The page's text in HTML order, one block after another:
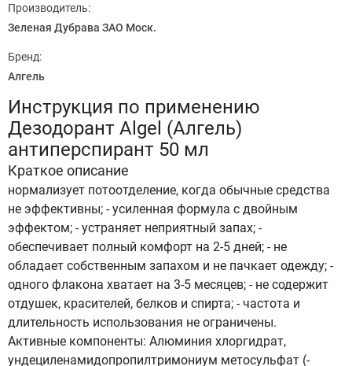
Производитель:
Зеленая Дубрава ЗАО Моск.
Бренд:
Алгель
Инструкция по применению
Дезодорант Algel (Алгель)
антиперспирант 50 мл
Краткое описание
нормализует потоотделение, когда обычные средства
не эффективны; - усиленная формула с двойным
эффектом; - устраняет неприятный запах; -
обеспечивает полный комфорт на 2-5 дней; - не
обладает собственным запахом и не пачкает одежду; -
одного флакона хватает на 3-5 месяцев; - не содержит
отдушек, красителей, белков и спирта; - частота и
длительность использования не ограничены.
Активные компоненты: Алюминия хлоргидрат,
ундециленамидопропилтримониум метосульфат (-